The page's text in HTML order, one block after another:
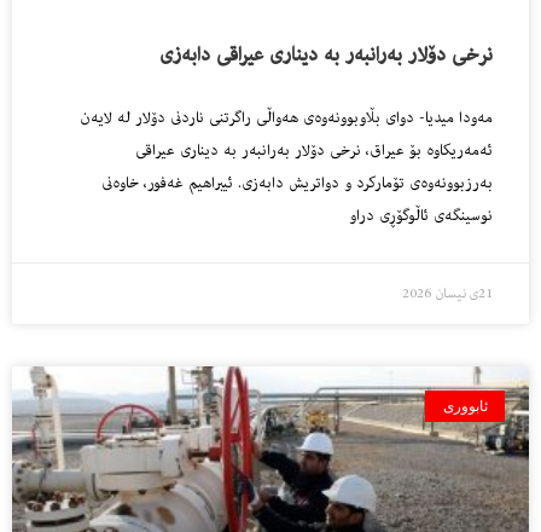
نرخى دۆلار به‌رانبه‌ر به‌ دینارى عیراقى دابه‌زی
مه‌ودا میدیا- دواى بڵاوبوونه‌وه‌ى هه‌واڵى راگرتنى ناردنى دۆلار له‌ لایه‌ن
ئه‌مه‌ریكاوه‌ بۆ عیراق، نرخى دۆلار به‌رانبه‌ر به‌ دینارى عیراقى
به‌رزبوونه‌وه‌ى تۆماركرد و دواتریش دابه‌زى. ئیبراهیم غه‌فور، خاوه‌نى
نوسینگه‌ى ئاڵوگۆڕى دراو
21ی نیسان 2026
ئابووری